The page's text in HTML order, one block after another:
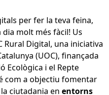
per fer la teva feina,
molt més fàcil! Us
Rural Digital, una iniciativa
(UOC), finançada
Ecològica i el Repte
com a objectiu fomentar
ciutadania en entorns